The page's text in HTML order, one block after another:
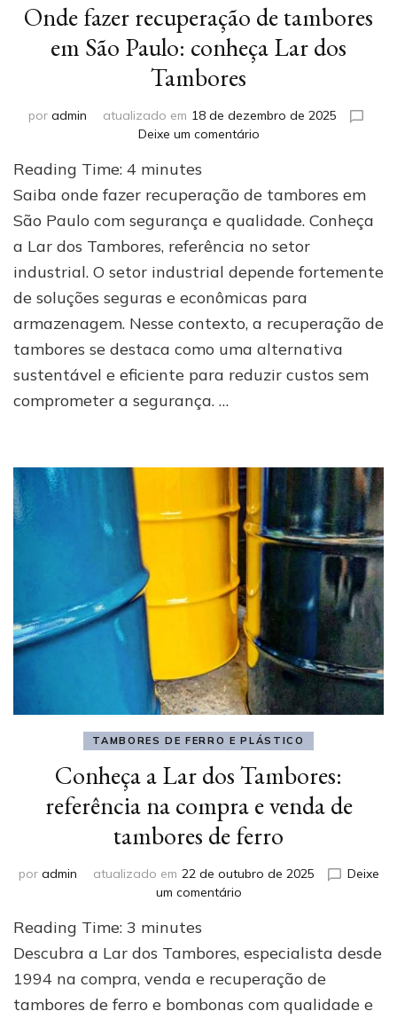
Onde fazer recuperação de tambores
em São Paulo: conheça Lar dos
Tambores
por admin atualizado em 18 de dezembro de 2025
Deixe um comentárioem
recuperação
tambores
em
São
Paulo:
conheça
Lar
Tambores
Reading Time: 4 minutes
Saiba onde fazer recuperação de tambores em
São Paulo com segurança e qualidade. Conheça
a Lar dos Tambores, referência no setor
industrial. O setor industrial depende fortemente
de soluções seguras e econômicas para
armazenagem. Nesse contexto, a recuperação de
tambores se destaca como uma alternativa
sustentável e eficiente para reduzir custos sem
comprometer a segurança. …
TAMBORES DE FERRO E PLÁSTICO
Conheça a Lar dos Tambores:
referência na compra e venda de
tambores de ferro
por admin atualizado em 22 de outubro de 2025
Deixe
um comentárioem
Lar
dos
Tambores:
referência
Reading Time: 3 minutes
Descubra a Lar dos Tambores, especialista desde
1994 na compra, venda e recuperação de
tambores de ferro e bombonas com qualidade e